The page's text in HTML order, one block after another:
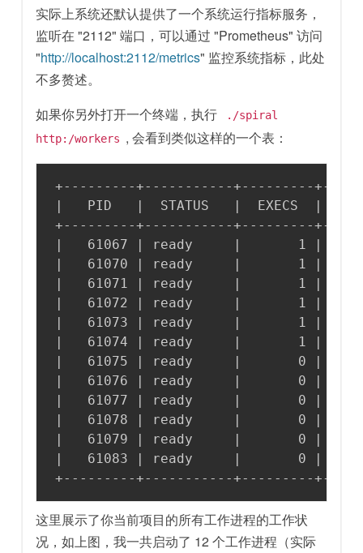
实际上系统还默认提供了一个系统运行指标服务，
监听在 "2112" 端口，可以通过 "Prometheus" 访问
"http://localhost:2112/metrics" 监控系统指标，此处
不多赘述。
如果你另外打开一个终端，执行
./spiral
http:/workers , 会看到类似这样的一个表：
+---------+-----------+---------
|   PID   |  STATUS   |  EXECS  |
+---------+-----------+---------
|   61067 | ready     |       1 | 20
|   61070 | ready     |       1 | 18
|   61071 | ready     |       1 | 18
|   61072 | ready     |       1 | 18
|   61073 | ready     |       1 | 21
|   61074 | ready     |       1 | 18
|   61075 | ready     |       0 | 17
|   61076 | ready     |       0 | 17
|   61077 | ready     |       0 | 17
|   61078 | ready     |       0 | 17
|   61079 | ready     |       0 | 17
|   61083 | ready     |       0 | 17
+---------+-----------+---------
这里展示了你当前项目的所有工作进程的工作状
况，如上图，我一共启动了 12 个工作进程（实际